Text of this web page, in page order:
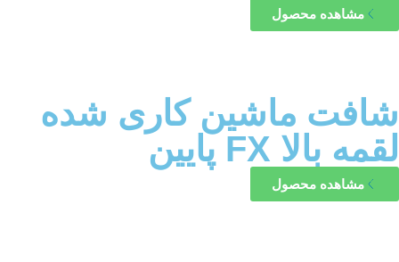
مشاهده محصول
شافت ماشین کاری شده
لقمه بالا FX پایین
مشاهده محصول